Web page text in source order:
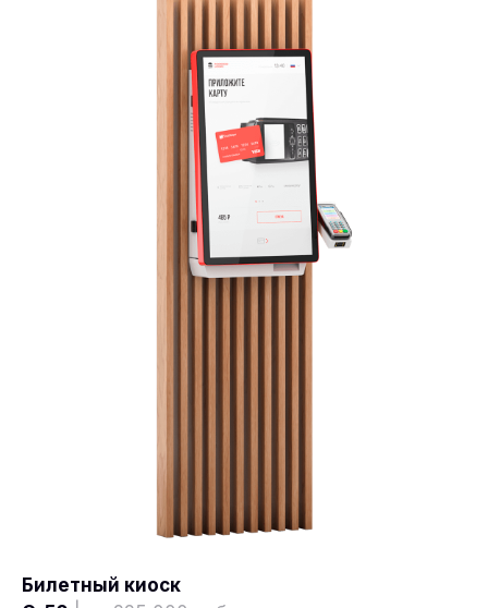
Билетный киоск